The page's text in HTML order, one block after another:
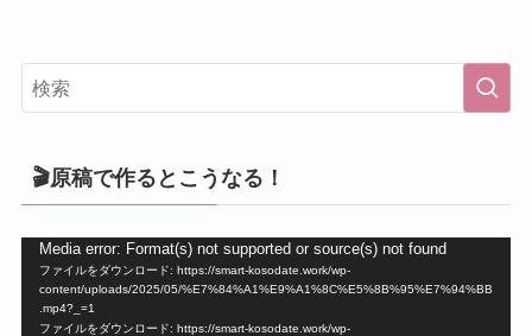
🎬原稿で作るとこうなる！
Media error: Format(s) not supported or source(s) not found
ファイルをダウンロード: https://smart-kosodate.work/wp-
content/uploads/2025/05/%E7%84%A1%E9%A1%8C%E5%8B%95%E7%94%BB
.mp4?_=1
ファイルをダウンロード: https://smart-kosodate.work/wp-